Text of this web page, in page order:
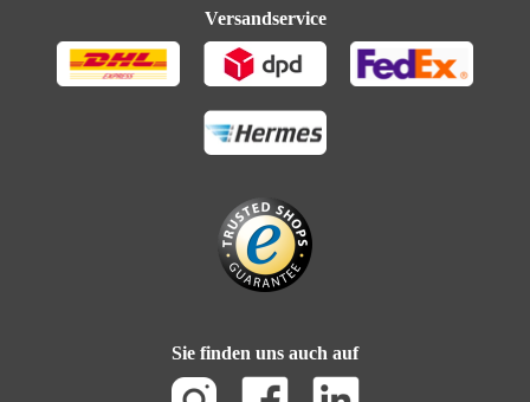
Versandservice
Sie finden uns auch auf